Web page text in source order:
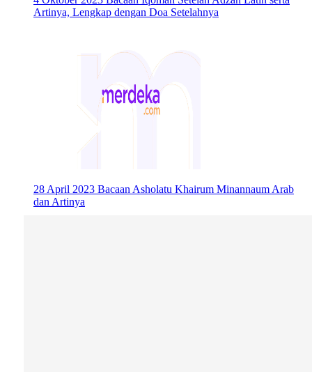
Artinya, Lengkap dengan Doa Setelahnya
28 April 2023 Bacaan Asholatu Khairum Minannaum Arab
dan Artinya